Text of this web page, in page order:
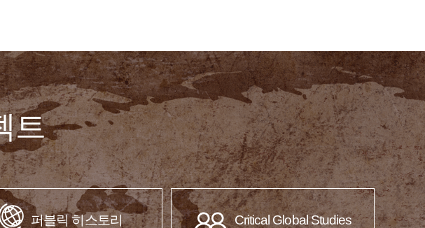
트
퍼블릭 히스토리 Critical Global Studies